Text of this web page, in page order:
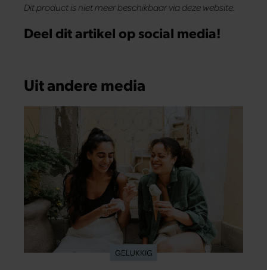
Dit product is niet meer beschikbaar via deze website.
Deel dit artikel op social media!
Uit andere media
GELUKKIG